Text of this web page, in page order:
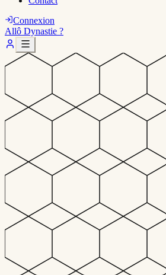
Connexion
Allô Dynastie ?